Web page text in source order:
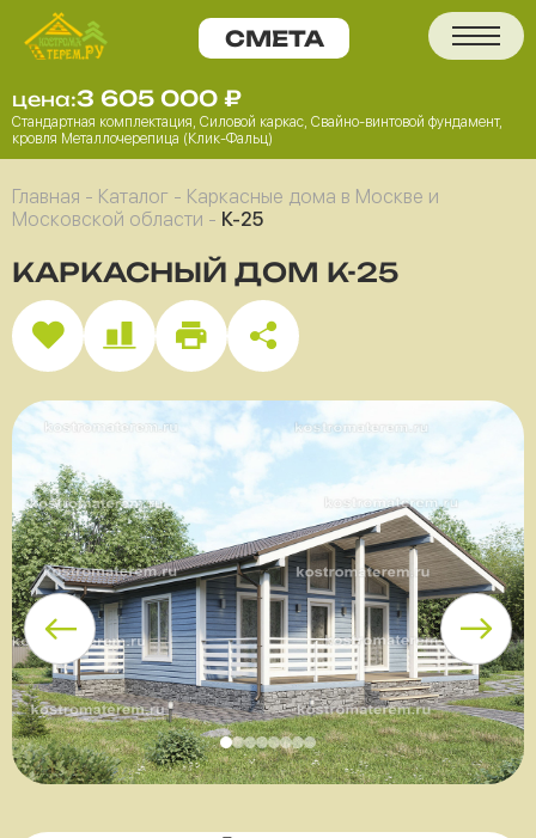
Главная - Каталог - Каркасные дома в Москве и
Московской области - К-25
КАРКАСНЫЙ ДОМ К-25
цена:3 605 000 ₽
Стандартная комплектация, Силовой каркас, Свайно-винтовой фундамент,
кровля Металлочерепица (Клик-Фальц)